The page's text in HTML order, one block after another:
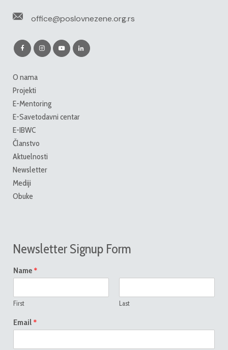
office@poslovnezene.org.rs
O nama
Projekti
E-Mentoring
E-Savetodavni centar
E-IBWC
Članstvo
Aktuelnosti
Newsletter
Mediji
Obuke
Newsletter Signup Form
Name *
First Last
Email *